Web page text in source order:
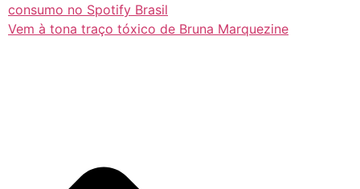
consumo no Spotify Brasil
Vem à tona traço tóxico de Bruna Marquezine